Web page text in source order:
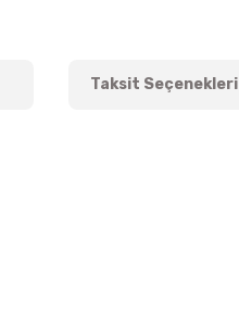
Taksit Seçenekleri